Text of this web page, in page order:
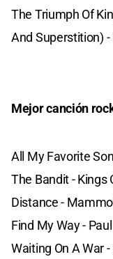
The Triumph Of
And Superstition) -
Mejor canción
All My Favorite
The Bandit - Kings
Distance -
Find My Way -
Waiting On A War